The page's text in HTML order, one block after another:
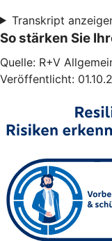
Transkript
So stärken Sie
Quelle: R+V
Veröffentlicht: